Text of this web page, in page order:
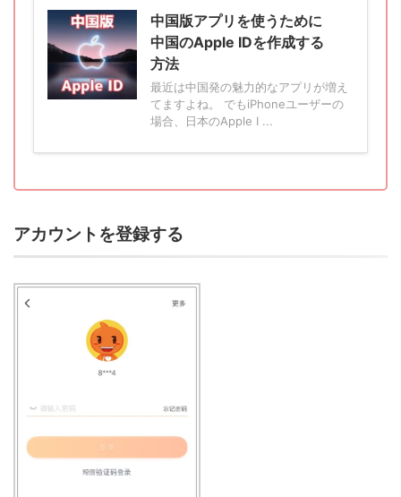
中国版アプリを使うために
中国のApple IDを作成する
方法
最近は中国発の魅力的なアプリが増え
てますよね。 でもiPhoneユーザーの
場合、日本のApple I ...
アカウントを登録する